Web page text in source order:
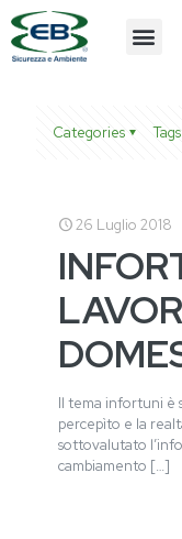
Categories Tags
26 Luglio 2018
Il tema infortuni è
percepìto e la
sottovalutato
cambiamento […]